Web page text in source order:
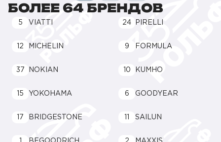
БОЛЕЕ 64 БРЕНДОВ
VIATTI
5 PIRELLI
24
MICHELIN
12 FORMULA
9
NOKIAN
37 KUMHO
10
YOKOHAMA
15 GOODYEAR
6
BRIDGESTONE
17 SAILUN